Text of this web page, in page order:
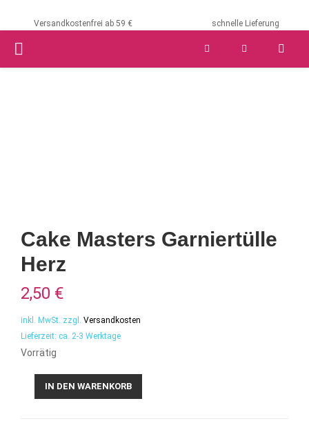
Versandkostenfrei ab 59 € schnelle Lieferung
PRIMARY
Cake Masters Garniertülle
Herz
2,50 €
inkl. MwSt. zzgl. Versandkosten
Lieferzeit: ca. 2-3 Werktage
Vorrätig
IN DEN WARENKORB